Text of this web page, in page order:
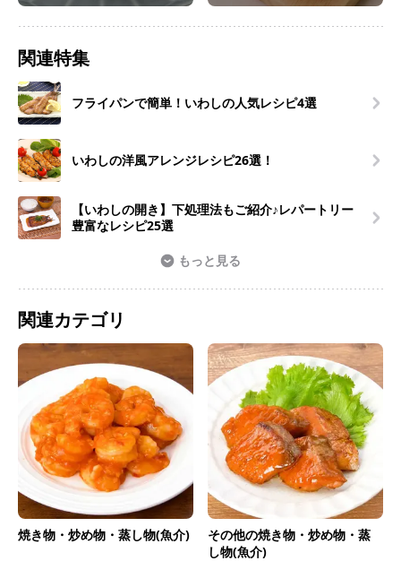
関連特集
フライパンで簡単！いわしの人気レシピ4選
いわしの洋風アレンジレシピ26選！
【いわしの開き】下処理法もご紹介♪レパートリー
豊富なレシピ25選
もっと見る
関連カテゴリ
焼き物・炒め物・蒸し物(魚介)
その他の焼き物・炒め物・蒸
し物(魚介)